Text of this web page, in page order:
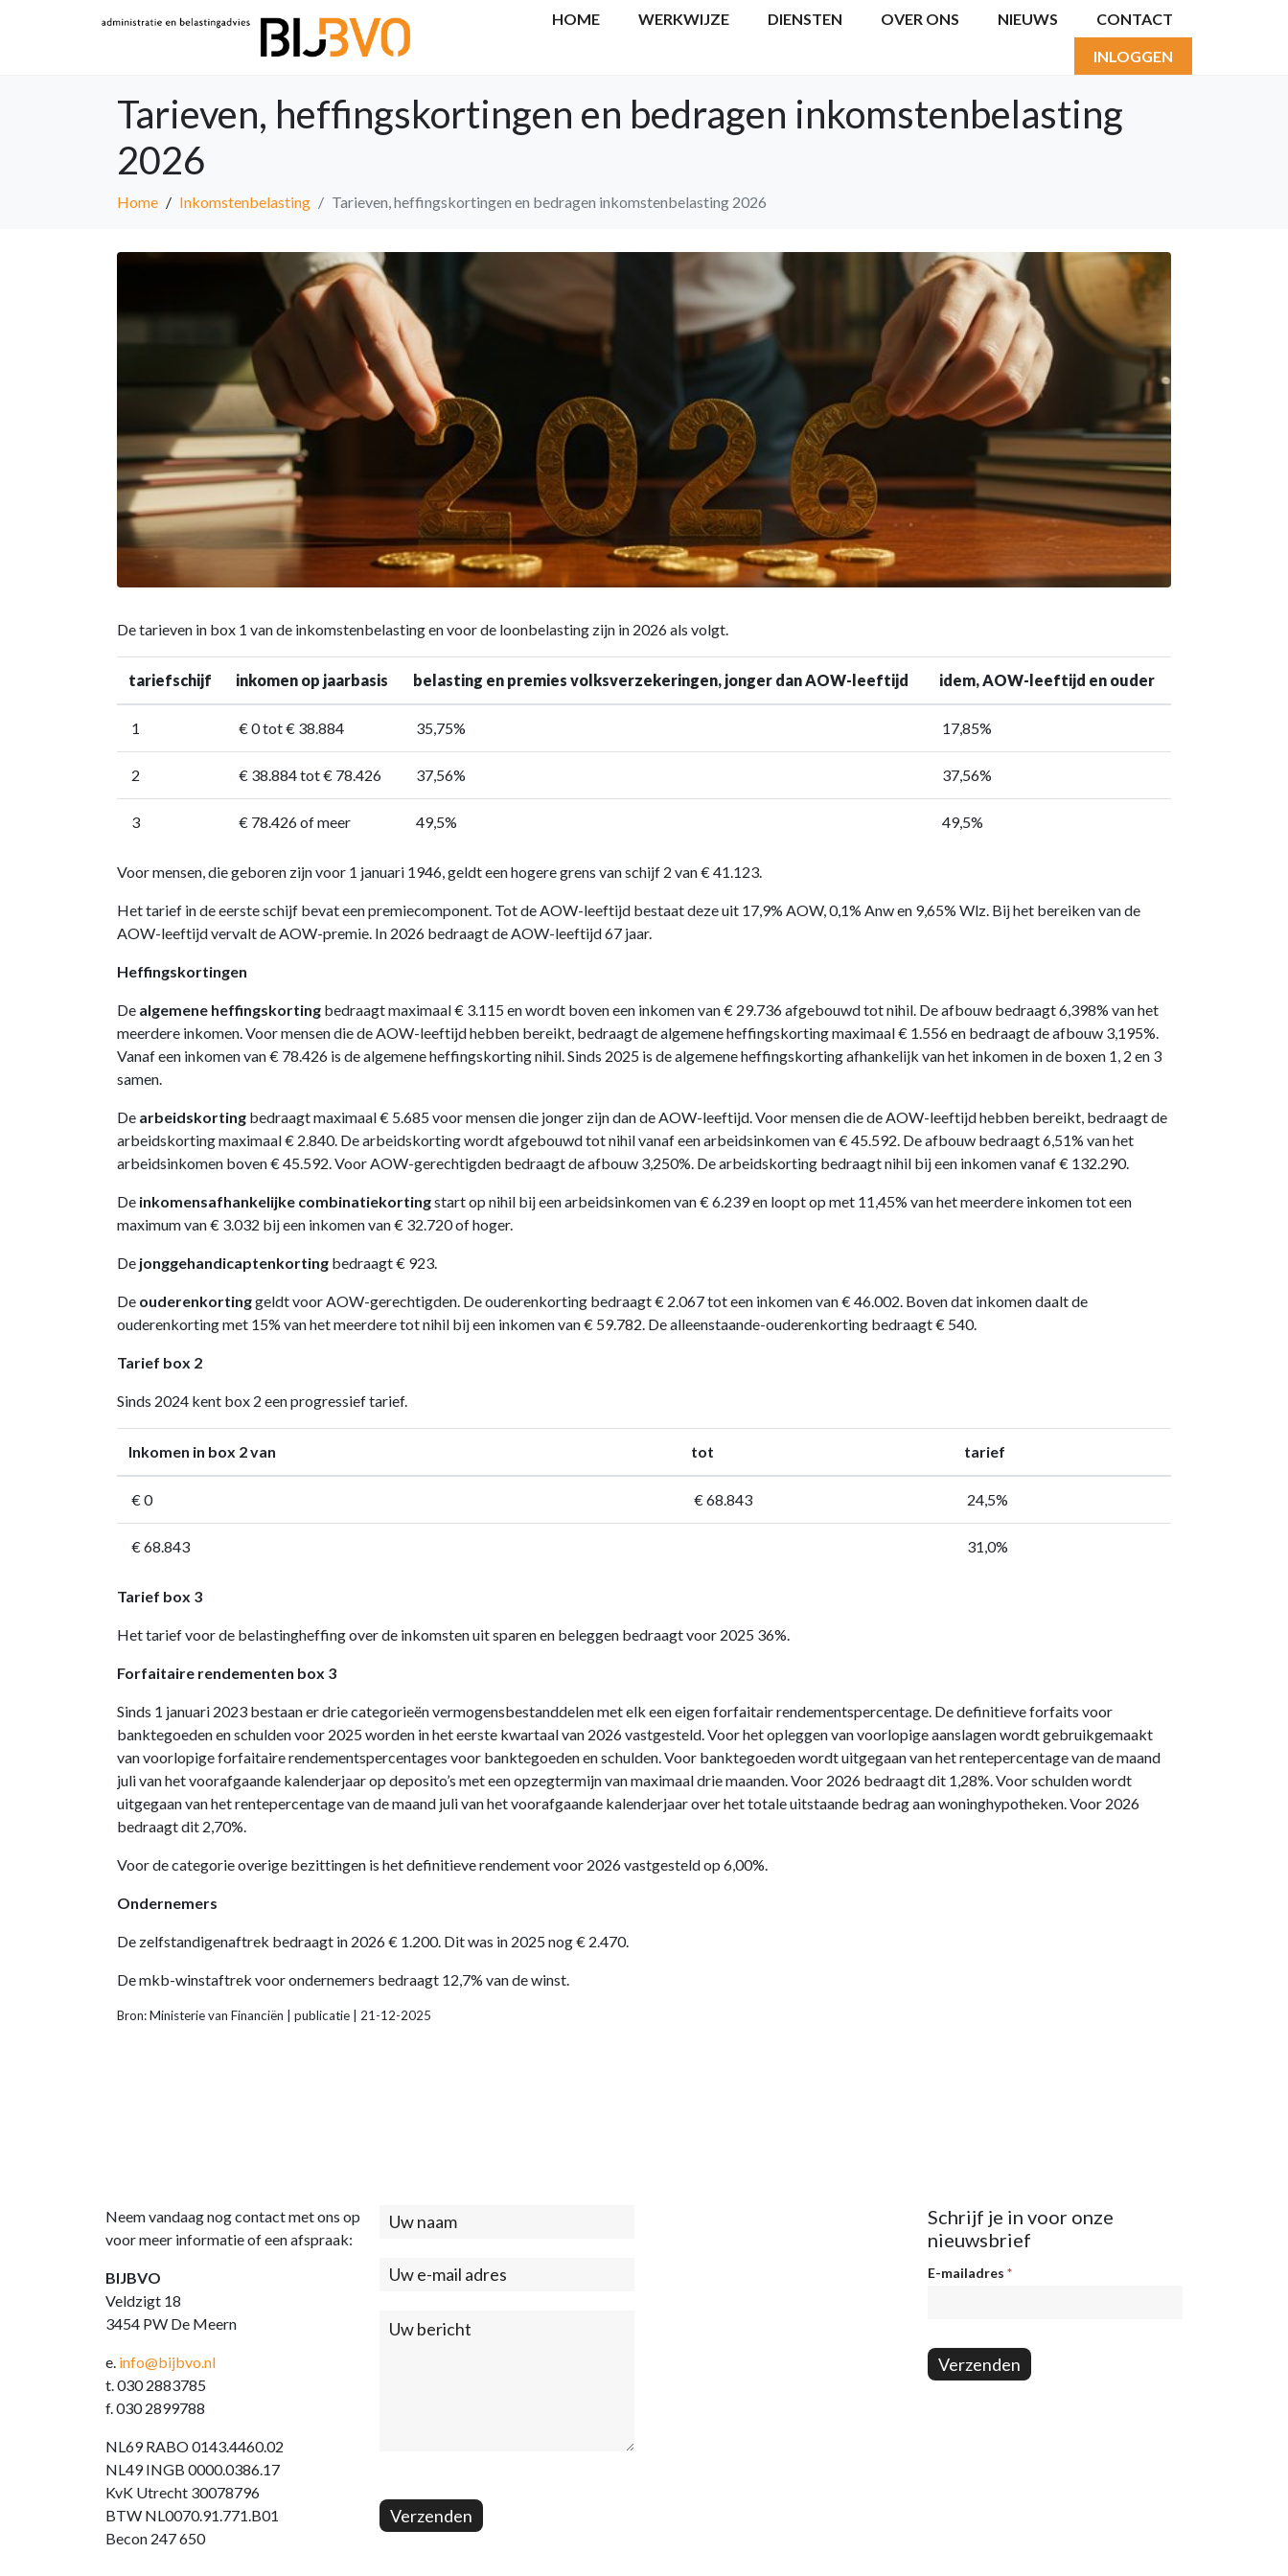
HOME WERKWIJZE DIENSTEN OVER ONS NIEUWS CONTACT
INLOGGEN
Tarieven, heffingskortingen en bedragen inkomstenbelasting
2026
Home Inkomstenbelasting Tarieven, heffingskortingen en bedragen inkomstenbelasting 2026
De tarieven in box 1 van de inkomstenbelasting en voor de loonbelasting zijn in 2026 als volgt.
tariefschijf inkomen op jaarbasis belasting en premies volksverzekeringen, jonger dan AOW-leeftijd idem, AOW-leeftijd en ouder
1 € 0 tot € 38.884 35,75% 17,85%
2 € 38.884 tot € 78.426 37,56% 37,56%
3 € 78.426 of meer 49,5% 49,5%
Voor mensen, die geboren zijn voor 1 januari 1946, geldt een hogere grens van schijf 2 van € 41.123.
Het tarief in de eerste schijf bevat een premiecomponent. Tot de AOW-leeftijd bestaat deze uit 17,9% AOW, 0,1% Anw en 9,65% Wlz. Bij het bereiken van de
AOW-leeftijd vervalt de AOW-premie. In 2026 bedraagt de AOW-leeftijd 67 jaar.
Heffingskortingen
De algemene heffingskorting bedraagt maximaal € 3.115 en wordt boven een inkomen van € 29.736 afgebouwd tot nihil. De afbouw bedraagt 6,398% van het
meerdere inkomen. Voor mensen die de AOW-leeftijd hebben bereikt, bedraagt de algemene heffingskorting maximaal € 1.556 en bedraagt de afbouw 3,195%.
Vanaf een inkomen van € 78.426 is de algemene heffingskorting nihil. Sinds 2025 is de algemene heffingskorting afhankelijk van het inkomen in de boxen 1, 2 en 3
samen.
De arbeidskorting bedraagt maximaal € 5.685 voor mensen die jonger zijn dan de AOW-leeftijd. Voor mensen die de AOW-leeftijd hebben bereikt, bedraagt de
arbeidskorting maximaal € 2.840. De arbeidskorting wordt afgebouwd tot nihil vanaf een arbeidsinkomen van € 45.592. De afbouw bedraagt 6,51% van het
arbeidsinkomen boven € 45.592. Voor AOW-gerechtigden bedraagt de afbouw 3,250%. De arbeidskorting bedraagt nihil bij een inkomen vanaf € 132.290.
De inkomensafhankelijke combinatiekortingstart op nihil bij een arbeidsinkomen van € 6.239 en loopt op met 11,45% van het meerdere inkomen tot een
maximum van € 3.032 bij een inkomen van € 32.720 of hoger.
De jonggehandicaptenkorting bedraagt € 923.
De ouderenkortinggeldt voor AOW-gerechtigden. De ouderenkorting bedraagt € 2.067 tot een inkomen van € 46.002. Boven dat inkomen daalt de
ouderenkorting met 15% van het meerdere tot nihil bij een inkomen van € 59.782. De alleenstaande-ouderenkorting bedraagt € 540.
Tarief box 2
Sinds 2024 kent box 2 een progressief tarief.
Inkomen in box 2 van tot tarief
€ 0 € 68.843 24,5%
€ 68.843 31,0%
Tarief box 3
Het tarief voor de belastingheffing over de inkomsten uit sparen en beleggen bedraagt voor 2025 36%.
Forfaitaire rendementen box 3
Sinds 1 januari 2023 bestaan er drie categorieën vermogensbestanddelen met elk een eigen forfaitair rendementspercentage. De definitieve forfaits voor
banktegoeden en schulden voor 2025 worden in het eerste kwartaal van 2026 vastgesteld. Voor het opleggen van voorlopige aanslagen wordt gebruikgemaakt
van voorlopige forfaitaire rendementspercentages voor banktegoeden en schulden. Voor banktegoeden wordt uitgegaan van het rentepercentage van de maand
juli van het voorafgaande kalenderjaar op deposito’s met een opzegtermijn van maximaal drie maanden. Voor 2026 bedraagt dit 1,28%. Voor schulden wordt
uitgegaan van het rentepercentage van de maand juli van het voorafgaande kalenderjaar over het totale uitstaande bedrag aan woninghypotheken. Voor 2026
bedraagt dit 2,70%.
Voor de categorie overige bezittingen is het definitieve rendement voor 2026 vastgesteld op 6,00%.
Ondernemers
De zelfstandigenaftrek bedraagt in 2026 € 1.200. Dit was in 2025 nog € 2.470.
De mkb-winstaftrek voor ondernemers bedraagt 12,7% van de winst.
Bron: Ministerie van Financiën | publicatie | 21-12-2025
Neem vandaag nog contact met ons op
voor meer informatie of een afspraak:
BIJBVO
Veldzigt 18
3454 PW De Meern
e. info@bijbvo.nl
t. 030 2883785
f. 030 2899788
NL69 RABO 0143.4460.02
NL49 INGB 0000.0386.17
KvK Utrecht 30078796
BTW NL0070.91.771.B01
Becon 247 650
Contact
Verzenden
Schrijf je in voor onze
nieuwsbrief
Nieuwsbrief
E-mailadres *
Verzenden